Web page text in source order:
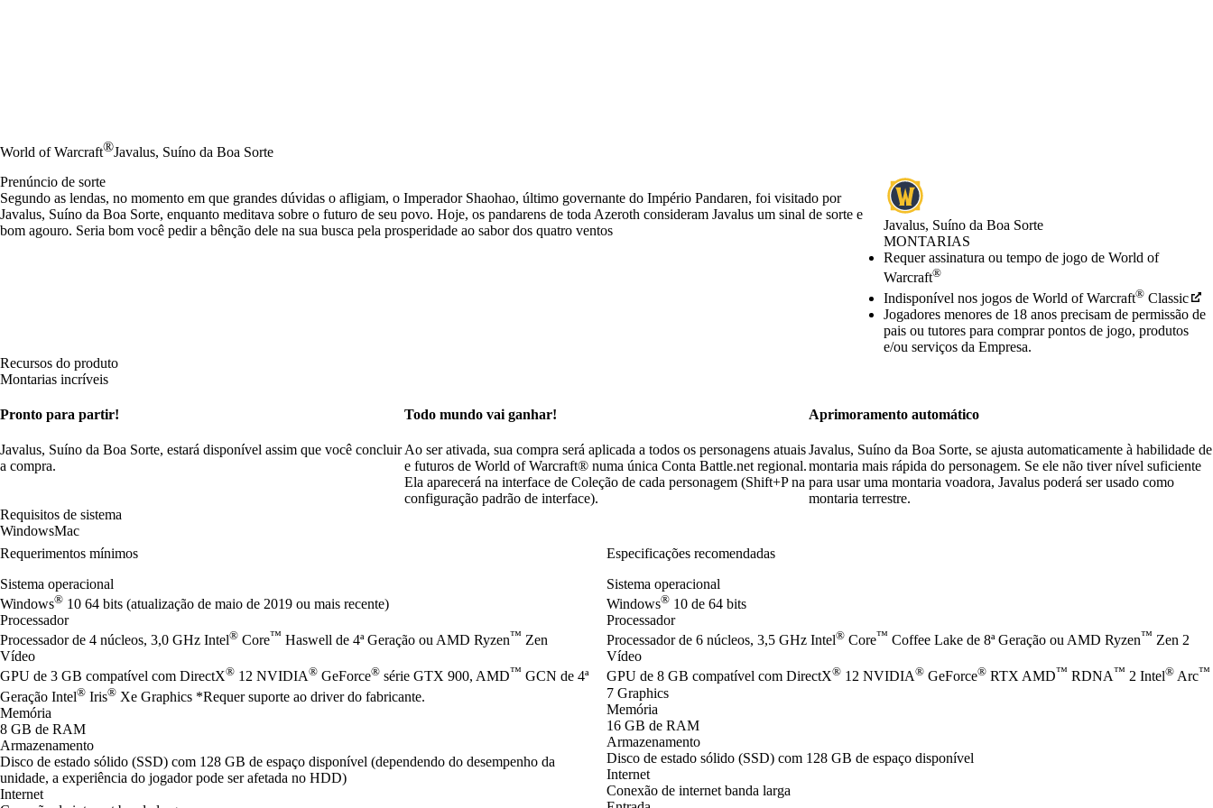
World of Warcraft®Javalus, Suíno da Boa Sorte
Javalus, Suíno da Boa Sorte
MONTARIAS
Preço
Available actions
Requer assinatura ou tempo de jogo de World of
Warcraft®
Indisponível nos jogos de World of Warcraft® Classic
Jogadores menores de 18 anos precisam de permissão de
pais ou tutores para comprar pontos de jogo, produtos
e/ou serviços da Empresa.
Prenúncio de sorte
Segundo as lendas, no momento em que grandes dúvidas o afligiam, o Imperador Shaohao, último governante do Império Pandaren, foi visitado por
Javalus, Suíno da Boa Sorte, enquanto meditava sobre o futuro de seu povo. Hoje, os pandarens de toda Azeroth consideram Javalus um sinal de sorte e
bom agouro. Seria bom você pedir a bênção dele na sua busca pela prosperidade ao sabor dos quatro ventos
Recursos do produto
Montarias incríveis
Pronto para partir!
Javalus, Suíno da Boa Sorte, estará disponível assim que você concluir
a compra.
Todo mundo vai ganhar!
Ao ser ativada, sua compra será aplicada a todos os personagens atuais
e futuros de World of Warcraft® numa única Conta Battle.net regional.
Ela aparecerá na interface de Coleção de cada personagem (Shift+P na
configuração padrão de interface).
Aprimoramento automático
Javalus, Suíno da Boa Sorte, se ajusta automaticamente à habilidade de
montaria mais rápida do personagem. Se ele não tiver nível suficiente
para usar uma montaria voadora, Javalus poderá ser usado como
montaria terrestre.
Requisitos de sistema
WindowsMac
Requerimentos mínimos
Sistema operacional
Windows® 10 64 bits (atualização de maio de 2019 ou mais recente)
Processador
Processador de 4 núcleos, 3,0 GHz Intel® Core™ Haswell de 4ª Geração ou AMD Ryzen™ Zen
Vídeo
GPU de 3 GB compatível com DirectX® 12 NVIDIA® GeForce® série GTX 900, AMD™ GCN de 4ª
Geração Intel® Iris® Xe Graphics *Requer suporte ao driver do fabricante.
Memória
8 GB de RAM
Armazenamento
Disco de estado sólido (SSD) com 128 GB de espaço disponível (dependendo do desempenho da
unidade, a experiência do jogador pode ser afetada no HDD)
Internet
Especificações recomendadas
Sistema operacional
Windows® 10 de 64 bits
Processador
Processador de 6 núcleos, 3,5 GHz Intel® Core™ Coffee Lake de 8ª Geração ou AMD Ryzen™ Zen 2
Vídeo
GPU de 8 GB compatível com DirectX® 12 NVIDIA® GeForce® RTX AMD™ RDNA™ 2 Intel® Arc™
7 Graphics
Memória
16 GB de RAM
Armazenamento
Disco de estado sólido (SSD) com 128 GB de espaço disponível
Internet
Conexão de internet banda larga